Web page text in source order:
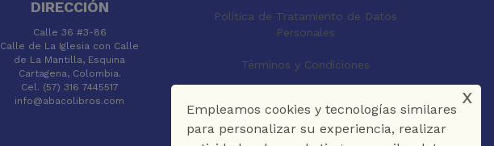
DIRECCIÓN
Calle 36 #3-86
Calle de La Iglesia con Calle
de La Mantilla, Esquina
Cartagena, Colombia.
Cel. (57) 316 7445517
info@abacolibros.com
Política de Tratamiento de Datos
Personales
Términos y Condiciones
Empleamos cookies y tecnologías similares
para personalizar su experiencia, realizar
x